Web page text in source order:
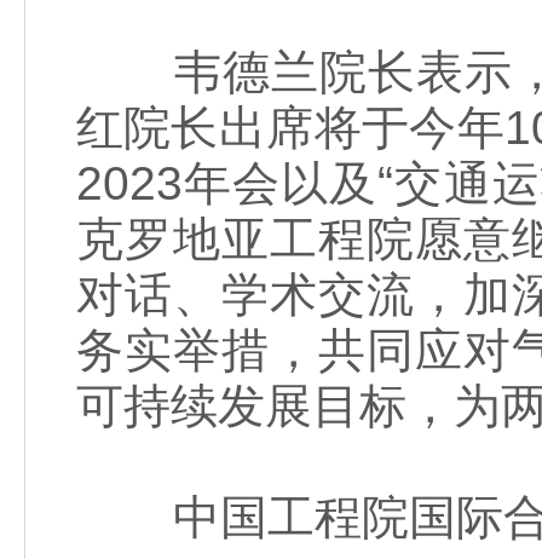
韦德兰院长表示，
红院长出席将于今年
2023年会以及“交通
克罗地亚工程院愿意
对话、学术交流，加
务实举措，共同应对
可持续发展目标，为
中国工程院国际合